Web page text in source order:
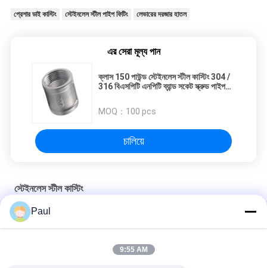
প্রেশার ডাই কাস্টিং স্টেইনলেস স্টীল পাইপ ফিটিং লেভারের দরজার হাতল
এর সেরা মূল্য পান
ক্লাস 150 পাউন্ড স্টেইনলেস স্টীল কাস্টিং 304 /
316 বিএসপিটি এনপিটি ব্যান্ড সকেট স্ক্রুড পাইপ
MOQ： 100 pcs
চালিয়ে
স্টেইনলেস স্টীল কাস্টিং
কাস্টম পাইকারি হারানো মোম ঢালাই 304 316 স্টেইনলেস স্টীল ধাতু বিনিয়োগ ঢালাই অংশ
Paul
9:55 AM